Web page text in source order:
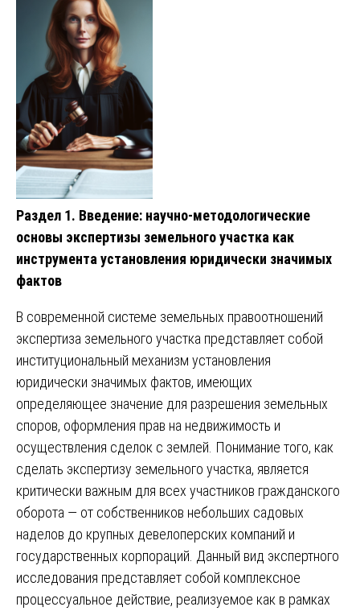
Раздел 1. Введение: научно-методологические
основы экспертизы земельного участка как
инструмента установления юридически значимых
фактов
В современной системе земельных правоотношений
экспертиза земельного участка представляет собой
институциональный механизм установления
юридически значимых фактов, имеющих
определяющее значение для разрешения земельных
споров, оформления прав на недвижимость и
осуществления сделок с землей. Понимание того, как
сделать экспертизу земельного участка, является
критически важным для всех участников гражданского
оборота — от собственников небольших садовых
наделов до крупных девелоперских компаний и
государственных корпораций. Данный вид экспертного
исследования представляет собой комплексное
процессуальное действие, реализуемое как в рамках